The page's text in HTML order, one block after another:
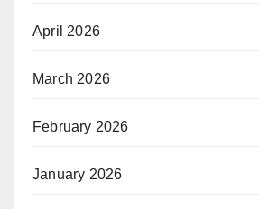
April 2026
March 2026
February 2026
January 2026